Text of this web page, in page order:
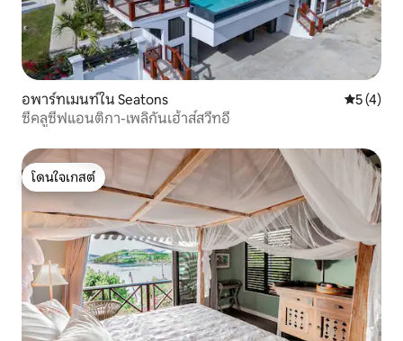
อพาร์ทเมนท์ใน Seatons คะแนนเฉ
5 (4)
ซีคลูซีฟแอนติกา-เพลิกันเฮ้าส์สวีทอี
โดนใจเกสต์
โดนใจเกสต์